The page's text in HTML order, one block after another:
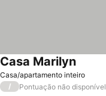
Casa/apartamento inteiro
Casa Marilyn
/ Pontuação não disponível